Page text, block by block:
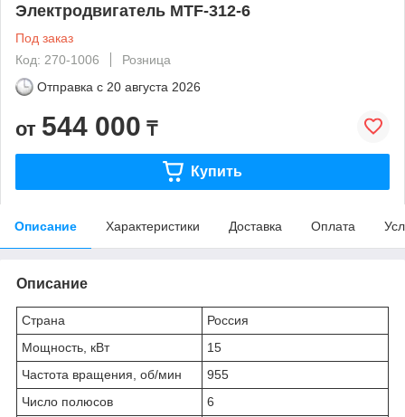
Электродвигатель MTF-312-6
Под заказ
Код: 270-1006
Розница
Отправка с 20 августа 2026
от 544 000 ₸
Купить
Описание Характеристики Доставка Оплата
Описание
Страна
Россия
Мощность, кВт
15
Частота вращения, об/мин
955
Число полюсов
6